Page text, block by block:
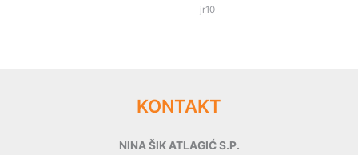
jr10
KONTAKT
NINA ŠIK ATLAGIĆ S.P.